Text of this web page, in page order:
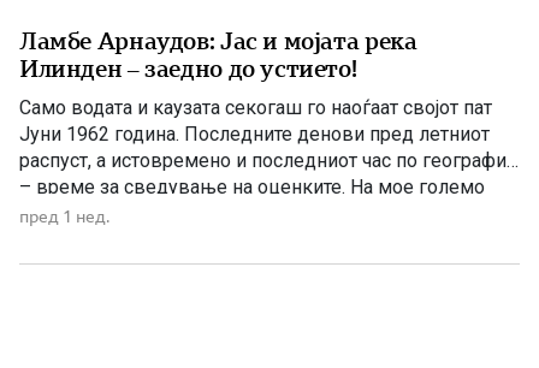
Ламбе Арнаудов: Јас и мојата река
Илинден – заедно до устието!
Само водата и каузата секогаш го наоѓаат својот пат
Јуни 1962 година. Последните денови пред летниот
распуст, а истовремено и последниот час по географија
– време за сведување на оценките. На мое големо
изненадување, учителката ме крена мене и ми
расчисти дилемите околу мојата конечна […]
пред 1 нед.